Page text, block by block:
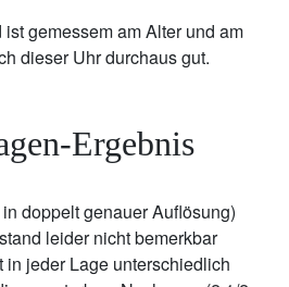
gemessem am Alter und am
dieser Uhr durchaus gut.
Ergebnis
doppelt genauer Auflösung)
leider nicht bemerkbar
in jeder Lage unterschiedlich